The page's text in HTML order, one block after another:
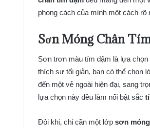
phong cách của mình một cách rõ
Sơn Móng Chân
Sơn trơn màu tím đậm là lựa chọn
thích sự tối giản, bạn có thể chọn
đến một vẻ ngoài hiện đại, sang
lựa chọn này đều làm nổi bật sắc
Đôi khi, chỉ cần một lớp sơn